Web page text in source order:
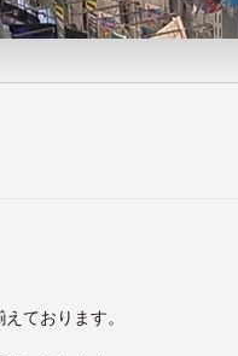
ております。